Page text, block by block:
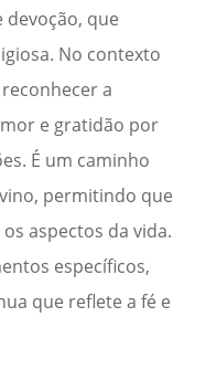
que
No contexto
a
e gratidão por
É um caminho
permitindo que
aspectos da vida.
específicos,
que reflete a fé e